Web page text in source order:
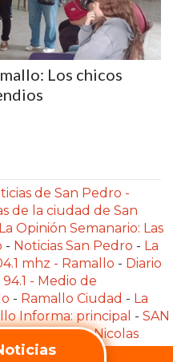
Los chicos
de San Pedro -
de la ciudad de San
La Opinión Semanario: Las
- Noticias San Pedro - La
mhz - Ramallo - Diario
- Medio de
- Ramallo Ciudad - La
Informa: principal - SAN
noticias-San Nicolas
-Prensa Libre SN -